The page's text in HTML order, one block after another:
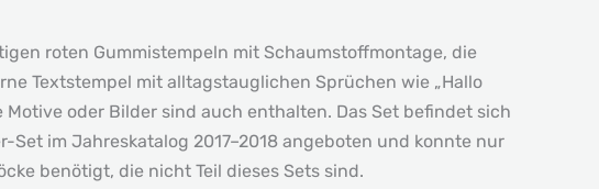
roten Gummistempeln mit Schaumstoffmontage, die
Textstempel mit alltagstauglichen Sprüchen wie „Hallo
Motive oder Bilder sind auch enthalten. Das Set befindet sich
Set im Jahreskatalog 2017–2018 angeboten und konnte nur
benötigt, die nicht Teil dieses Sets sind.